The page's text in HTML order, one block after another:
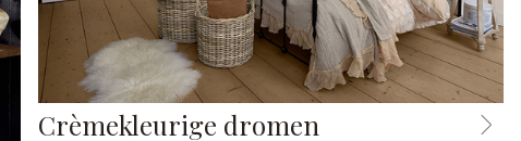
Crèmekleurige dromen